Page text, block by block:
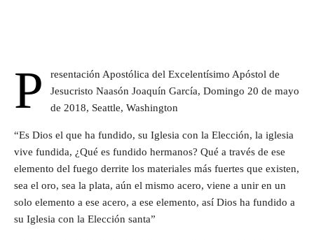
P
resentación Apostólica del Excelentísimo Apóstol de
Jesucristo Naasón Joaquín García, Domingo 20 de mayo
de 2018, Seattle, Washington
“Es Dios el que ha fundido, su Iglesia con la Elección, la iglesia
vive fundida, ¿Qué es fundido hermanos? Qué a través de ese
elemento del fuego derrite los materiales más fuertes que existen,
sea el oro, sea la plata, aún el mismo acero, viene a unir en un
solo elemento a ese acero, a ese elemento, así Dios ha fundido a
su Iglesia con la Elección santa”